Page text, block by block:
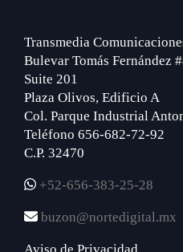
Transmedia
Bulevar Tomás Fernández
Suite 201
Plaza Olivos, Edificio A
Col. Parque Industrial
Teléfono 656-682-72-92
C.P. 32470
+52-656-383-25-28
buzon@nortedigital.mx